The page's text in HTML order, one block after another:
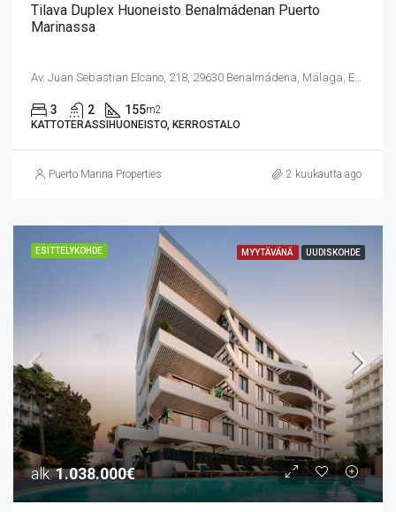
Tilava Duplex Huoneisto Benalmádenan Puerto
Marinassa
3 2 155m2
KATTOTERASSIHUONEISTO, KERROSTALO
Puerto Marina Properties 2 kuukautta ago
ESITTELYKOHDE MYYTÄVÄNÄ UUDISKOHDE
alk.1.038.000€